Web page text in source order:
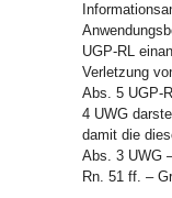
UGP-RL
Verletzung
Abs. 5 UGP-
4 UWG
damit die
Abs. 3 UWG
Rn. 51 ff. –